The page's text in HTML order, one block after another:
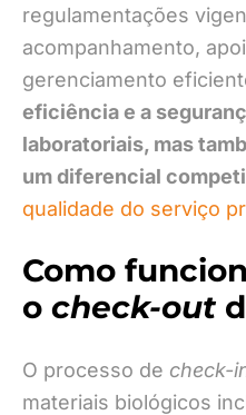
regulamentações
acompanhamento,
gerenciamento
eficiência e a
laboratoriais, mas
um diferencial
qualidade do serviço
Como
o check-out
O processo de check-
materiais biológicos